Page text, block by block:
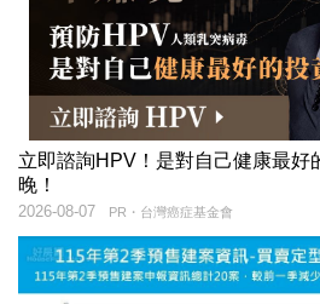
立即諮詢HPV！是對自己健康最好
晚！
PR・台灣癌症基金會
2026-08-07